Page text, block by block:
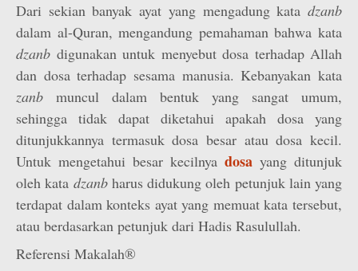
Dari sekian banyak ayat yang mengadung kata dzanb
dalam al-Quran, mengandung pemahaman bahwa kata
dzanb digunakan untuk menyebut dosa terhadap Allah
dan dosa terhadap sesama manusia. Kebanyakan kata
zanb muncul dalam bentuk yang sangat umum,
sehingga tidak dapat diketahui apakah dosa yang
ditunjukkannya termasuk dosa besar atau dosa kecil.
Untuk mengetahui besar kecilnya dosa yang ditunjuk
oleh kata dzanb harus didukung oleh petunjuk lain yang
terdapat dalam konteks ayat yang memuat kata tersebut,
atau berdasarkan petunjuk dari Hadis Rasulullah.
Referensi Makalah®